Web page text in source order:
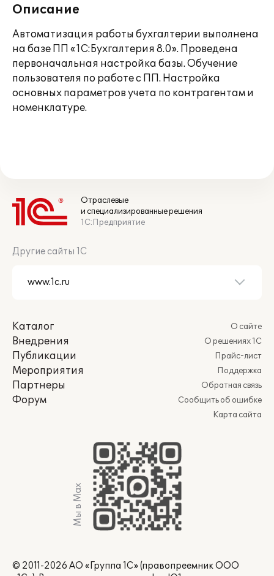
Описание
Автоматизация работы бухгалтерии выполнена
на базе ПП «1С:Бухгалтерия 8.0». Проведена
первоначальная настройка базы. Обучение
пользователя по работе с ПП. Настройка
основных параметров учета по контрагентам и
номенклатуре.
Отраслевые
и специализированные решения
1С:Предприятие
Другие сайты 1С
Каталог
Внедрения
Публикации
Мероприятия
Партнеры
Форум
О сайте
О решениях 1С
Прайс-лист
Поддержка
Обратная связь
Сообщить об ошибке
Карта сайта
Мы в Max
© 2011-2026 АО «Группа 1С» (правопреемник ООО